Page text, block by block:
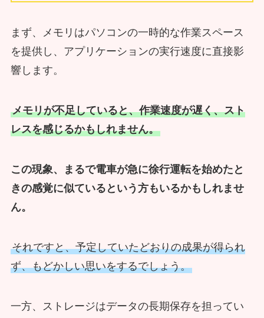
まず、メモリはパソコンの一時的な作業スペース
を提供し、アプリケーションの実行速度に直接影
響します。
メモリが不足していると、作業速度が遅く、スト
レスを感じるかもしれません。
この現象、まるで電車が急に徐行運転を始めたと
きの感覚に似ているという方もいるかもしれませ
ん。
それですと、予定していたどおりの成果が得られ
ず、もどかしい思いをするでしょう。
一方、ストレージはデータの長期保存を担ってい